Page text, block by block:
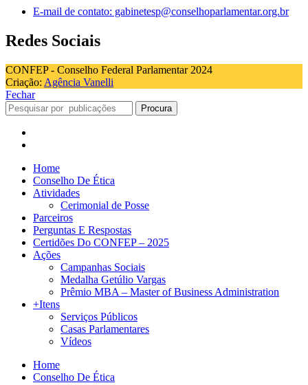
E-mail de contato: gabinetesp@conselhoparlamentar.org.br
Redes Sociais
CONFEP - Conselho Federal Parlamentar 2024
Criação: Agência Vanelli
Fechar
Procura
Home
Conselho De Ética
Atividades
Cerimonial de Posse
Parceiros
Perguntas E Respostas
Certidões Do CONFEP – 2025
Ações
Campanhas Sociais
Medalha Getúlio Vargas
Prêmio MBA – Master of Business Administration
+Itens
Serviços Públicos
Casas Parlamentares
Vídeos
Home
Conselho De Ética